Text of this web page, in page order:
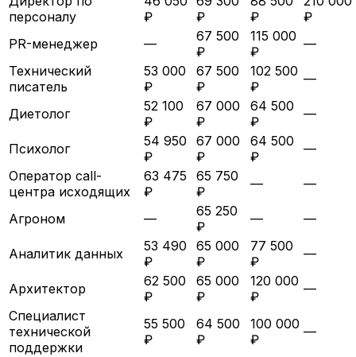
персоналу
₽
₽
₽
₽
PR-менеджер
—
67 500
₽
115 000
₽
—
Технический
писатель
53 000
₽
67 500
₽
102 500
₽
—
Диетолог
52 100
₽
67 000
₽
64 500
₽
—
Психолог
54 950
₽
67 000
₽
64 500
₽
—
Оператор call-
центра исходящих
63 475
₽
65 750
₽
— —
Агроном —
65 250
₽
— —
Аналитик данных
53 490
₽
65 000
₽
77 500
₽
—
Архитектор
62 500
₽
65 000
₽
120 000
₽
—
Специалист
технической
поддержки
55 500
₽
64 500
₽
100 000
₽
—